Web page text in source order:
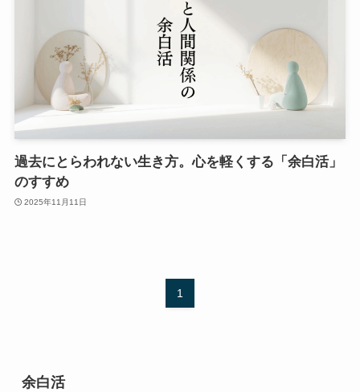
過去にとらわれない生き方。心を軽くする「余白活」
のすすめ
2025年11月11日
1
余白活